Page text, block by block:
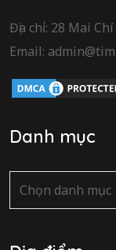
Địa chỉ: 28 Mai Chí
Email:
Danh mục
Danh
mục